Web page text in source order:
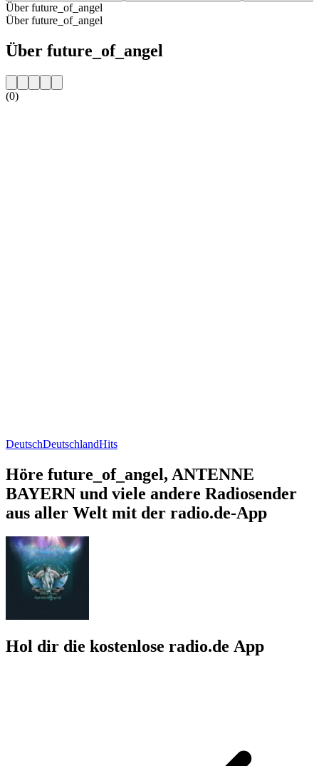
Über future_of_angel
Über future_of_angel
Über future_of_angel
(0)
DeutschDeutschlandHits
Höre future_of_angel, ANTENNE
BAYERN und viele andere Radiosender
aus aller Welt mit der radio.de-App
Hol dir die kostenlose radio.de App